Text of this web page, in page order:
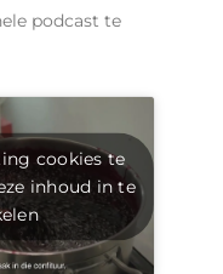
podcast te
cookies te
inhoud in te